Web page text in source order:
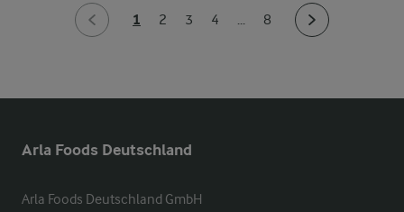
1 2 3 4 ... 8
Arla Foods Deutschland
Arla Foods Deutschland GmbH